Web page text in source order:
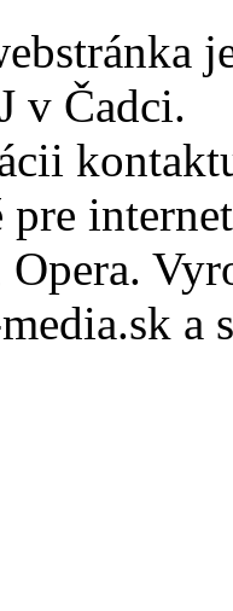
v Čadci.
a